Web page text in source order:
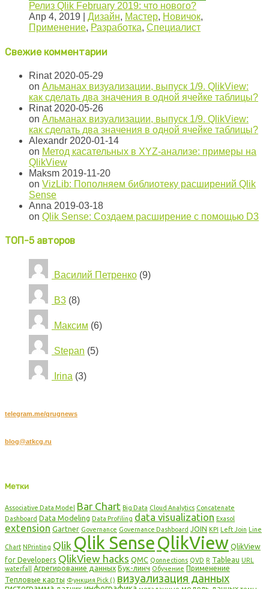
Релиз Qlik February 2019: что нового?
Апр 4, 2019
Дизайн, Мастер, Новичок,
Применение, Разработка, Специалист
Свежие комментарии
Rinat 2020-05-29
on Альманах визуализации, выпуск 1/9. QlikView:
как сделать два значения в одной ячейке таблицы?
Rinat 2020-05-26
on Альманах визуализации, выпуск 1/9. QlikView:
как сделать два значения в одной ячейке таблицы?
Alexandr 2020-01-14
on Метод касательных в XYZ-анализе: примеры на
QlikView
Maksm 2019-11-20
on VizLib: Пополняем библиотеку расширений Qlik
Sense
Anna 2019-03-18
on Qlik Sense: Создаем расширение с помощью D3
ТОП-5 авторов
Василий Петренко (9)
B3 (8)
Максим (6)
Stepan (5)
Irina (3)
telegram.me/qrugnews
blog@atkcg.ru
Метки
Associative Data Model Bar Chart Big Data Cloud Analytics Concatenate
Dashboard Data Modeling Data Profiling data visualization Exasol
extension Gartner Governance Governance Dashboard JOIN KPI Left Join Line
Chart NPrinting Qlik Qlik SenseQlikView QlikView
for Developers QlikView hacks QMC Qonnections QVD R Tableau URL
waterfall
Агрегирование данных Бук-линч Обучение Применение
Тепловые карты Функция Pick () визуализация данных